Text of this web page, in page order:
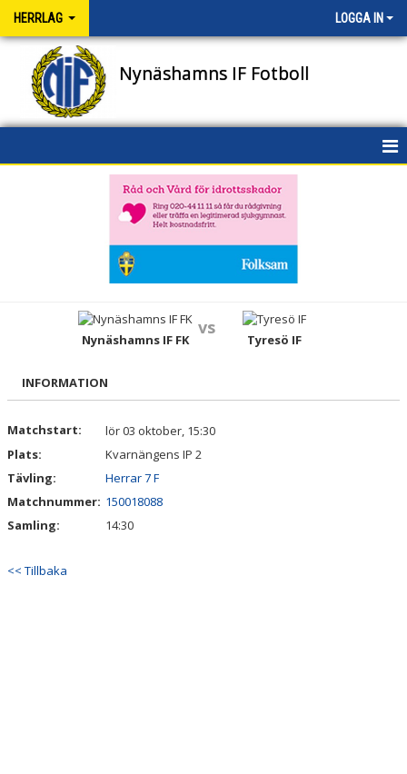
HERRLAG LOGGA IN
Nynäshamns IF Fotboll
TRUPPEN
Nynäshamns IF FK
vs
Tyresö IF
INFORMATION
Matchstart:
lör 03 oktober, 15:30
Plats:
Kvarnängens IP 2
Tävling:
Herrar 7 F
Matchnummer: 150018088
Samling:
14:30
<< Tillbaka